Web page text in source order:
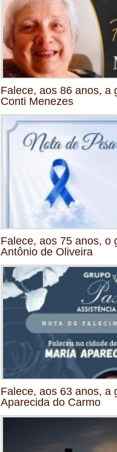
Falece, aos 86 anos, a
Conti Menezes
Falece, aos 75 anos, o
Antônio de Oliveira
Falece, aos 63 anos, a
Aparecida do Carmo